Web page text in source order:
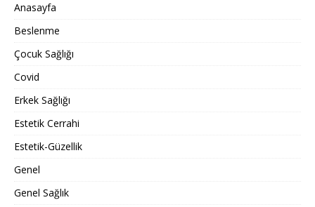
Anasayfa
Beslenme
Çocuk Sağlığı
Covid
Erkek Sağlığı
Estetik Cerrahi
Estetik-Güzellik
Genel
Genel Sağlık